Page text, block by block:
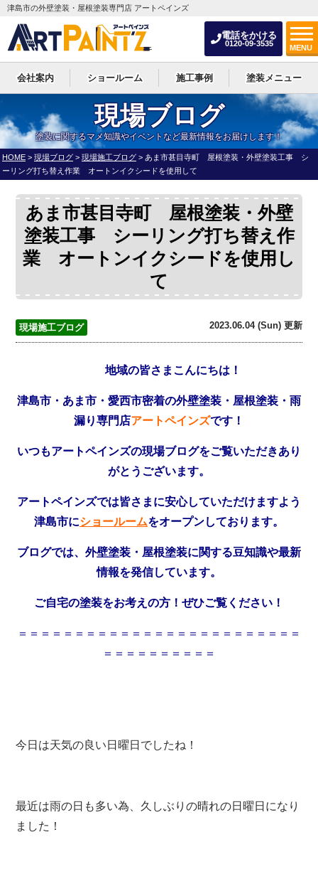
電話をかける
0120-09-3535
MENU
津島市の外壁塗装・屋根塗装専門店 アートペインズ
会社案内 ショールーム 施工事例 塗装メニュー
現場ブログ
塗装に関するマメ知識やイベントなど最新情報をお届けします！
HOME > 現場ブログ > 現場施工ブログ > あま市甚目寺町 屋根塗装・外壁塗装工事 シ
ーリング打ち替え作業 オートンイクシードを使用して
あま市甚目寺町 屋根塗装・外壁
塗装工事 シーリング打ち替え作
業 オートンイクシードを使用し
て
現場施工ブログ 2023.06.04 (Sun) 更新
地域の皆さまこんにちは！
津島市・あま市・愛西市密着の外壁塗装・屋根塗装・雨
漏り専門店アートペインズです！
いつもアートペインズの現場ブログをご覧いただきあり
がとうございます。
アートペインズでは皆さまに安心していただけますよう
津島市にショールームをオープンしております。
ブログでは、外壁塗装・屋根塗装に関する豆知識や最新
情報を発信しています。
ご自宅の塗装をお考えの方！ぜひご覧ください！
＝＝＝＝＝＝＝＝＝＝＝＝＝＝＝＝＝＝＝＝＝＝＝＝＝
＝＝＝＝＝＝＝＝＝＝
今日は天気の良い日曜日でしたね！
最近は雨の日も多い為、久しぶりの晴れの日曜日になり
ました！